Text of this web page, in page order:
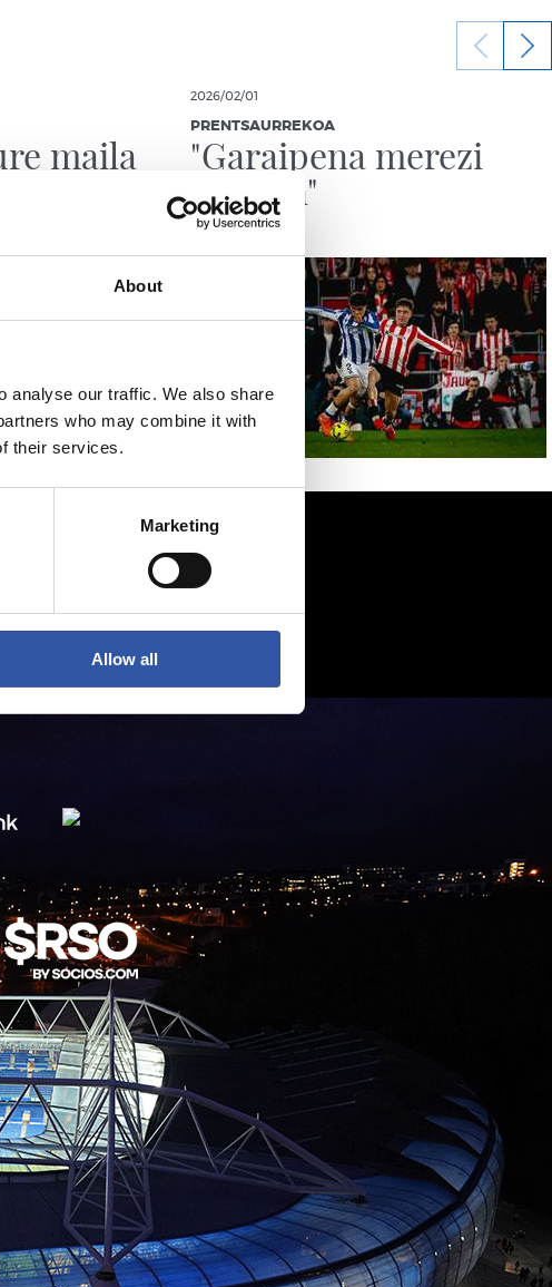
About
analyse our traffic. We also share
who may combine it with
their services.
Marketing
Allow all
maila
2026/02/01
PRENTSAURREKOA
"Garaipena merezi
genuen"